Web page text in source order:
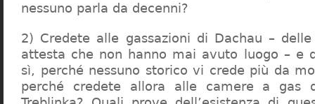
nessuno parla da decenni?
2) Credete alle gassazioni di Dachau –
attesta che non hanno mai avuto luogo – e
sì, perché nessuno storico vi crede più da
perché credete allora alle camere a gas